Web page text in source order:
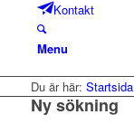
Kontakt
Menu
Du är här: Startsida
Ny sökning